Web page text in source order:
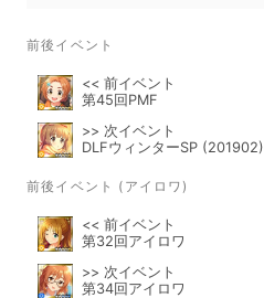
前後イベント
<< 前イベント
第45回PMF
>> 次イベント
DLFウィンターSP (201902)
前後イベント (アイロワ)
<< 前イベント
第32回アイロワ
>> 次イベント
第34回アイロワ